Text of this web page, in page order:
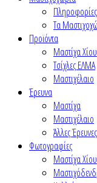
Πληροφορίες
Τα
Προϊόντα
Μαστίχα Χίου
Τσίχλες ΕΛΜΑ
Μαστιχέλαιο
Έρευνα
Μαστίχα
Μαστιχέλαιο
Άλλες Έρευνες
Φωτογραφίες
Μαστίχα Χίου